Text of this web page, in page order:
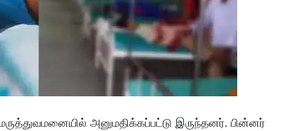
அனுமதிக்கப்பட்டு இருந்தனர். பின்னர்